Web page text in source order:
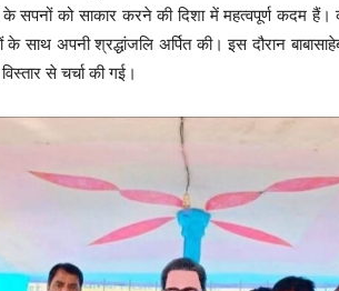
के सपनों को साकार करने की दिशा में महत्वपूर्ण कदम हैं।
साथ अपनी श्रद्धांजलि अर्पित की। इस दौरान
से चर्चा की गई।